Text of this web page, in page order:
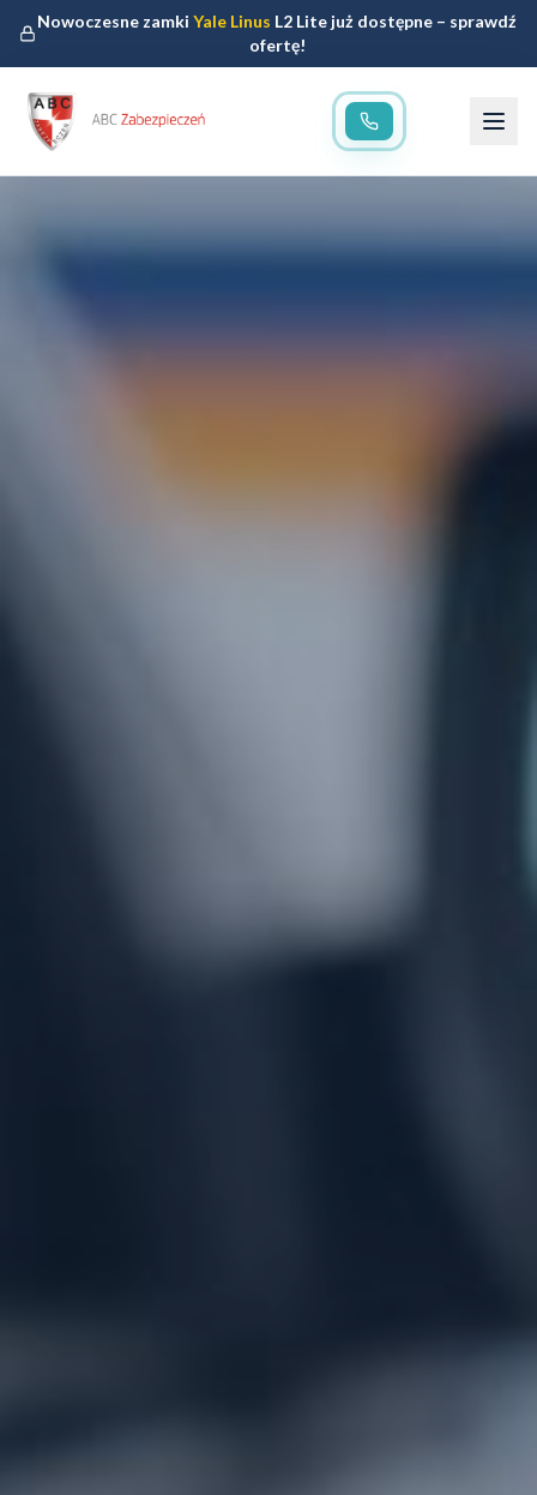
Nowoczesne zamkiYale Linus L2 Lite już dostępne – sprawdź
ofertę!